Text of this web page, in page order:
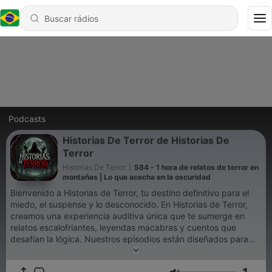
Podcasts
Historias De Terror de Historias De
Terror
Historias De Terror
584 - 1 hora de relatos de terror en
montañas | Lo que acecha en la oscuridad
Bienvenido a Historias de Terror, tu destino definitivo para el
miedo, el suspense y lo desconocido. En Historias de Terror,
creamos una experiencia auditiva única que te sumerge en
relatos escalofriantes, leyendas macabras y cuentos que
desafían la lógica. Nuestros episodios están diseñados para
transportarte a los rincones más oscuros del misterio, haciendo